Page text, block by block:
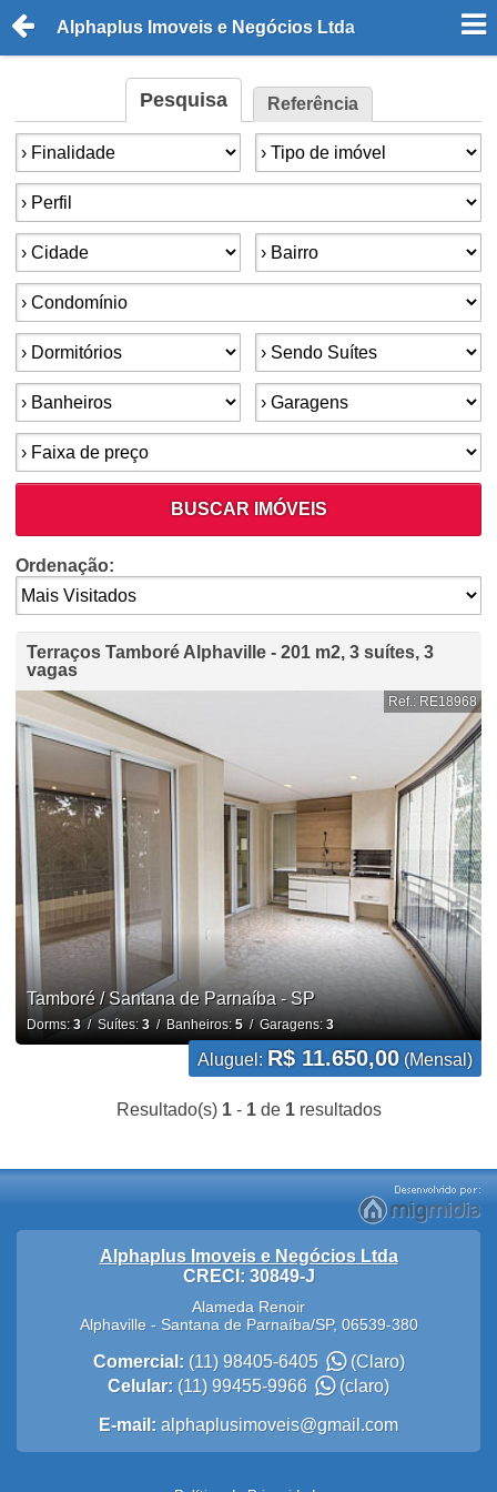
Alphaplus Imoveis e Negócios Ltda
Pesquisa Referência
Finalidade: Tipo de imóvel:
Perfil:
Cidade: Bairro:
Condomínios:
Dormitórios: Suítes:
Banheiros: Garagens:
Faixa de preço:
BUSCAR IMÓVEIS
Ordenação:
Terraços Tamboré Alphaville - 201 m2, 3 suítes, 3
vagas
Ref.: RE18968
Tamboré / Santana de Parnaíba - SP
Dorms: 3/ Suítes: 3/ Banheiros: 5/ Garagens: 3
Aluguel: R$ 11.650,00 (Mensal)
Resultado(s) 1- 1de 1resultados
Alphaplus Imoveis e Negócios Ltda
CRECI: 30849-J
Alameda Renoir
Alphaville- Santana de Parnaíba/SP, 06539-380
Comercial: (11) 98405-6405
(Claro)
Celular: (11) 99455-9966 (claro)
E-mail: alphaplusimoveis@gmail.com